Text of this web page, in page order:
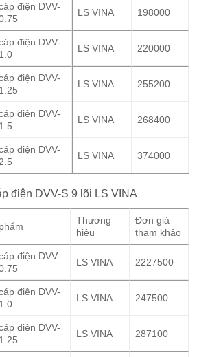
điện DVV-
LS VINA 198000
điện DVV-
LS VINA 220000
điện DVV-
LS VINA 255200
điện DVV-
LS VINA 268400
điện DVV-
LS VINA 374000
điện DVV-S 9 lõi LS VINA
Thương
hiệu
Đơn giá
tham khảo
điện DVV-
LS VINA 2227500
điện DVV-
LS VINA 247500
điện DVV-
LS VINA 287100